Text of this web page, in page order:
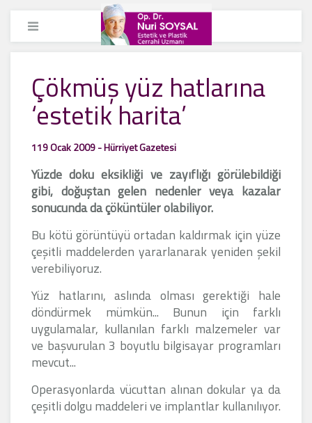
Çökmüş yüz hatlarına
‘estetik harita’
119 Ocak 2009 - Hürriyet Gazetesi
Yüzde doku eksikliği ve zayıflığı görülebildiği
gibi, doğuştan gelen nedenler veya kazalar
sonucunda da çöküntüler olabiliyor.
Bu kötü görüntüyü ortadan kaldırmak için yüze
çeşitli maddelerden yararlanarak yeniden şekil
verebiliyoruz.
Yüz hatlarını, aslında olması gerektiği hale
döndürmek mümkün... Bunun için farklı
uygulamalar, kullanılan farklı malzemeler var
ve başvurulan 3 boyutlu bilgisayar programları
mevcut...
Operasyonlarda vücuttan alınan dokular ya da
çeşitli dolgu maddeleri ve implantlar kullanılıyor.